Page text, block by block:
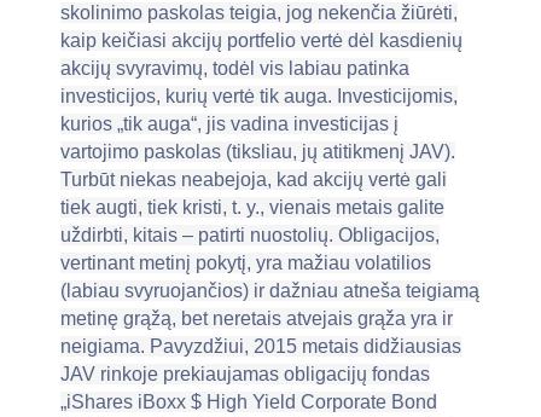
skolinimo paskolas teigia, jog nekenčia žiūrėti,
kaip keičiasi akcijų portfelio vertė dėl kasdienių
akcijų svyravimų, todėl vis labiau patinka
investicijos, kurių vertė tik auga. Investicijomis,
kurios „tik auga“, jis vadina investicijas į
vartojimo paskolas (tiksliau, jų atitikmenį JAV).
Turbūt niekas neabejoja, kad akcijų vertė gali
tiek augti, tiek kristi, t. y., vienais metais galite
uždirbti, kitais – patirti nuostolių. Obligacijos,
vertinant metinį pokytį, yra mažiau volatilios
(labiau svyruojančios) ir dažniau atneša teigiamą
metinę grąžą, bet neretais atvejais grąža yra ir
neigiama. Pavyzdžiui, 2015 metais didžiausias
JAV rinkoje prekiaujamas obligacijų fondas
„iShares iBoxx $ High Yield Corporate Bond